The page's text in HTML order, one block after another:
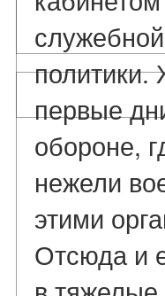
первые
обороне,
нежели
этими
Отсюда и